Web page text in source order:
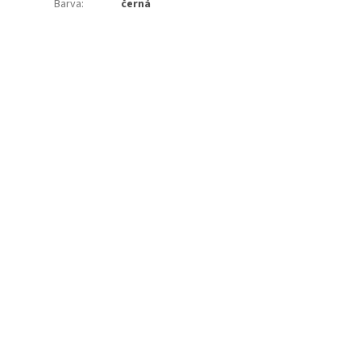
Barva: černá